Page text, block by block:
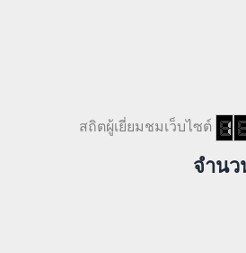
สถิตผู้เยี่ยมชมเว็บไซต์
จำนว